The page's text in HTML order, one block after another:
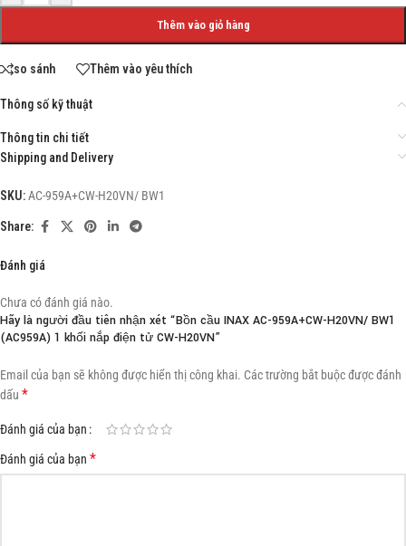
Thêm vào giỏ hàng
so sánh Thêm vào yêu thích
Thông số kỹ thuật
Thông tin chi tiết
Shipping and Delivery
SKU:AC-959A+CW-H20VN/ BW1
Share:
Đánh giá
Chưa có đánh giá nào.
Hãy là người đầu tiên nhận xét “Bồn cầu INAX AC-959A+CW-H20VN/ BW1
(AC959A) 1 khối nắp điện tử CW-H20VN”
Email của bạn sẽ không được hiển thị công khai. Các trường bắt buộc được đánh
dấu *
Đánh giá của bạn
Đánh giá của bạn *